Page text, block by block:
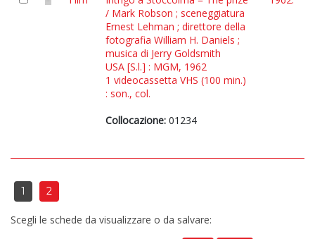
/ Mark Robson ; sceneggiatura
Ernest Lehman ; direttore della
fotografia William H. Daniels ;
musica di Jerry Goldsmith
USA [S.l.] : MGM, 1962
1 videocassetta VHS (100 min.)
: son., col.
Collocazione: 01234
1 2
Scegli le schede da visualizzare o da salvare: